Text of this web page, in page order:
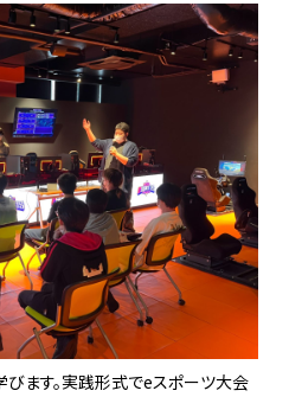
びます。実践形式でeスポーツ大会